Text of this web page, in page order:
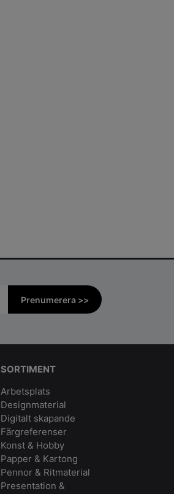
Prenumerera >>
SORTIMENT
Arbetsplats
Designmaterial
Digitalt skapande
Färgreferenser
Konst & Hobby
Papper & Kartong
Pennor & Ritmaterial
Presentation &